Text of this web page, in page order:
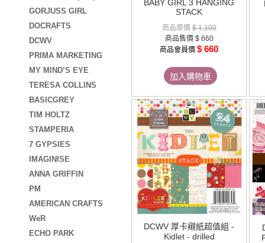
GORJUSS GIRL
DOCRAFTS
DCWV
PRIMA MARKETING
MY MIND’S EYE
TERESA COLLINS
BASICGREY
TIM HOLTZ
STAMPERIA
7 GYPSIES
IMAGINISE
ANNA GRIFFIN
PM
AMERICAN CRAFTS
WeR
ECHO PARK
BABY GIRL 3 HANGING
STACK
商品原價$ 1,100
商品售價 $ 660
商品會員價 $ 660
加入購物車
DCWV 厚卡襯紙超值組 -
Kidlet - drilled